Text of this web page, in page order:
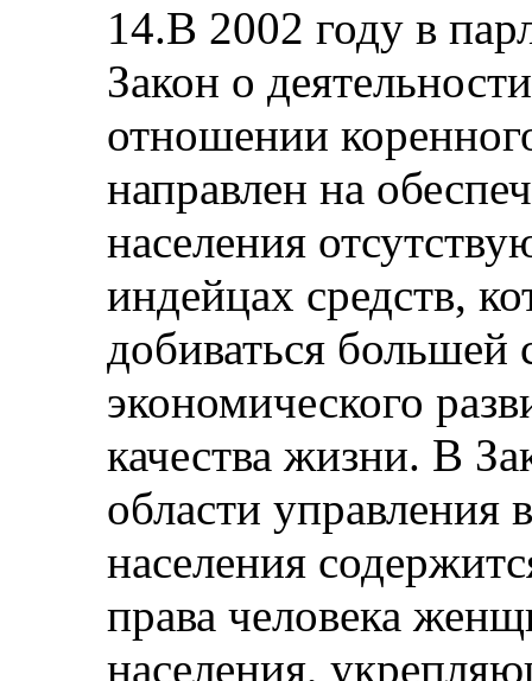
14.В 2002 году в
Закон о
отношении
направлен на
населения
индейцах средств,
добиваться большей
экономического
качества жизни. В
области управления
населения
права человека
населения,